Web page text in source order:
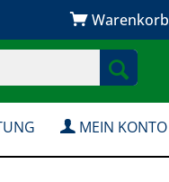
Warenkorb
MEIN KONTO